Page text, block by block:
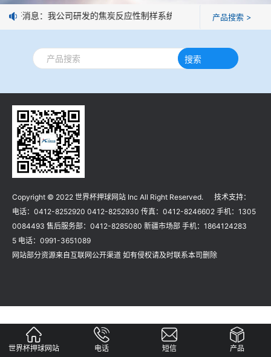
烧结/球团优化配矿研究设备
高炉配吹煤检测设备
冶金石灰活性度测定仪
矿石、焦炭物理检测及制样设备
工业分析、测硫仪等
技术交流
视频观赏
企业荣誉
世界杯押球网站
好消息：我公司研发的焦炭反应性制样系统，全部制样过程机械化
产品搜索 >
搜索
Copyright © 2022 世界杯押球网站 Inc All Right Reserved. 技术支持：
电话：0412-8252920 0412-8252930 传真：0412-8246602 手机：1305
0084493 售后服务部：0412-8285080 新疆市场部 手机：1864124283
5 电话：0991-3651089
网站部分资源来自互联网公开渠道 如有侵权请及时联系本司删除
世界杯押球网站 电话 短信 产品